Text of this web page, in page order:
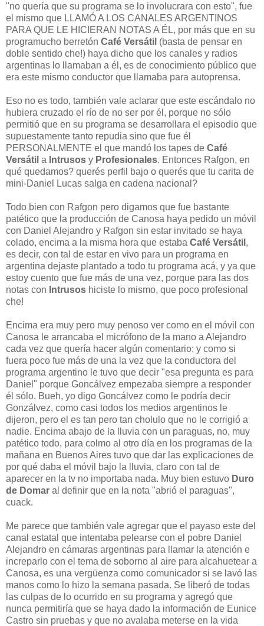
"no quería que su programa se lo involucrara con esto", fue
el mismo que LLAMÓ A LOS CANALES ARGENTINOS
PARA QUE LE HICIERAN NOTAS A ÉL, por más que en su
programucho berretón Café Versátil (basta de pensar en
doble sentido che!) haya dicho que los canales y radios
argentinas lo llamaban a él, es de conocimiento público que
era este mismo conductor que llamaba para autoprensa.
Eso no es todo, también vale aclarar que este escándalo no
hubiera cruzado el río de no ser por él, porque no sólo
permitió que en su programa se desarrollara el episodio que
supuestamente tanto repudia sino que fue él
PERSONALMENTE el que mandó los tapes de Café
Versátil a Intrusos y Profesionales. Entonces Rafgon, en
qué quedamos? querés perfil bajo o querés que tu carita de
mini-Daniel Lucas salga en cadena nacional?
Todo bien con Rafgon pero digamos que fue bastante
patético que la producción de Canosa haya pedido un móvil
con Daniel Alejandro y Rafgon sin estar invitado se haya
colado, encima a la misma hora que estaba Café Versátil ,
es decir, con tal de estar en vivo para un programa en
argentina dejaste plantado a todo tu programa acá, y ya que
estoy cuento que fue más de una vez, porque para las dos
notas con Intrusos hiciste lo mismo, que poco profesional
che!
Encima era muy pero muy penoso ver como en el móvil con
Canosa le arrancaba el micrófono de la mano a Alejandro
cada vez que quería hacer algún comentario; y como si
fuera poco fue más de una la vez que la conductora del
programa argentino le tuvo que decir "esa pregunta es para
Daniel" porque Goncálvez empezaba siempre a responder
él sólo. Bueh, yo digo Goncálvez como le podría decir
Gonzálvez, como casi todos los medios argentinos le
dijeron, pero el es tan pero tan cholulo que no le corrigió a
nadie. Encima abajo de la lluvia con un paraguas, no, muy
patético todo, para colmo al otro día en los programas de la
mañana en Buenos Aires tuvo que dar las explicaciones de
por qué daba el móvil bajo la lluvia, claro con tal de
aparecer en la tv no importaba nada. Muy bien estuvo Duro
de Domar al definir que en la nota "abrió el paraguas",
cuack.
Me parece que también vale agregar que el payaso este del
canal estatal que intentaba pelearse con el pobre Daniel
Alejandro en cámaras argentinas para llamar la atención e
increparlo con el tema de soborno al aire para alcahuetear a
Canosa, es una vergüenza como comunicador si se lavó las
manos como lo hizo la semana pasada. Se liberó de todas
las culpas de lo ocurrido en su programa y agregó que
nunca permitiría que se haya dado la información de Eunice
Castro sin pruebas y que no avalaba meterse en la vida